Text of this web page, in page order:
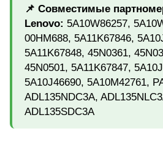
📌 Совместимые
Lenovo: 5A10W86257,
00HM688, 5A11K67846,
5A11K67848, 45N0361,
45N0501, 5A11K67847,
5A10J46690, 5A10M42761,
ADL135NDC3A,
ADL135SDC3A